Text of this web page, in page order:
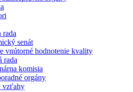
rada
senát
vnútorné hodnotenie kvality
rada
komisia
orgány
vzťahy